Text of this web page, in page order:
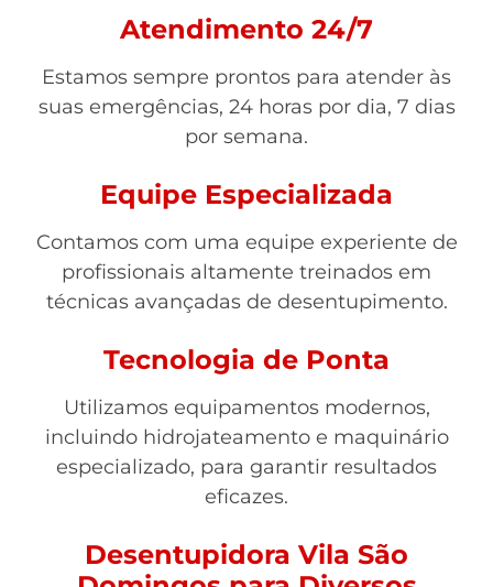
Atendimento 24/7
Estamos sempre prontos para atender às
suas emergências, 24 horas por dia, 7 dias
por semana.
Equipe Especializada
Contamos com uma equipe experiente de
profissionais altamente treinados em
técnicas avançadas de desentupimento.
Tecnologia de Ponta
Utilizamos equipamentos modernos,
incluindo hidrojateamento e maquinário
especializado, para garantir resultados
eficazes.
Desentupidora Vila São